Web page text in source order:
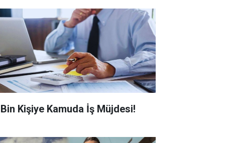
Kişiye Kamuda İş Müjdesi!